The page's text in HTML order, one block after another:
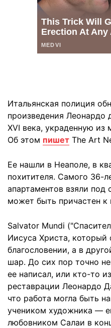
Итальянская полиция
произведения Леонардо
XVI века, украденную из
Об этом пишет The Art
Ее нашли в Неаполе, в
похитителя. Самого 36-
апартаментов взяли под
может быть причастен к
Salvator Mundi
Иисуса Христа, который
благословении, а в
шар. До сих пор точно
ее написал, или кто-то
реставрации Леонардо
что работа могла быть
учеником художника —
любовником Салаи в